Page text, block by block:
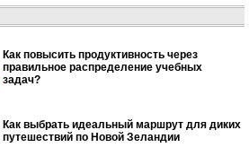
Как повысить продуктивность через
правильное распределение учебных
задач?
Как выбрать идеальный маршрут для диких
путешествий по Новой Зеландии